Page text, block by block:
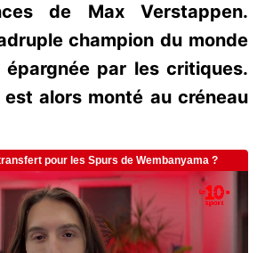
de Max Verstappen.
champion du monde
épargnée par les critiques.
est alors monté au créneau